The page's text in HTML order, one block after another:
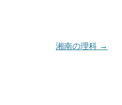
湘南の理科 →